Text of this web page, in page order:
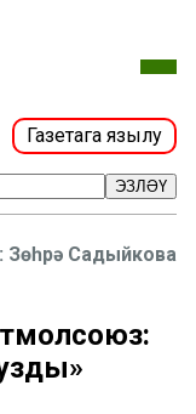
Газетага язылу
ЭЗЛӘҮ
Зөһрә Садыйкова